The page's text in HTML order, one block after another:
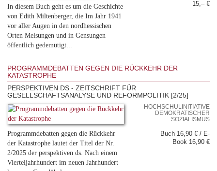
In diesem Buch geht es um die Geschichte
von Edith Miltenberger, die Im Jahr 1941
vor aller Augen in den nordhessischen
Orten Melsungen und in Gensungen
öffentlich gedemütigt...
15,– €
PROGRAMMDEBATTEN GEGEN DIE RÜCKKEHR DER
KATASTROPHE
PERSPEKTIVEN DS - ZEITSCHRIFT FÜR
GESELLSCHAFTSANALYSE UND REFORMPOLITIK [2/25]
Programmdebatten gegen die Rückkehr
der Katastrophe lautet der Titel der Nr.
2/2025 der perspektiven ds. Nach einem
Vierteljahrhundert im neuen Jahrhundert
HOCHSCHULINITIATIVE
DEMOKRATISCHER
SOZIALISMUS
Buch 16,90 € / E-
Book 16,90 €